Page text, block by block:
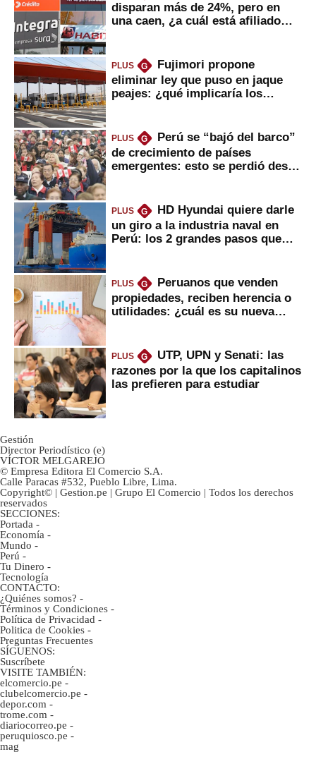
disparan más de 24%, pero en
una caen, ¿a cuál está afiliado
PLUS G
Fujimori propone
eliminar ley que puso en jaque
peajes: ¿qué implicaría los
PLUS G
Perú se “bajó del barco”
de crecimiento de países
emergentes: esto se perdió desde
PLUS G
HD Hyundai quiere darle
un giro a la industria naval en
Perú: los 2 grandes pasos que
PLUS G
Peruanos que venden
propiedades, reciben herencia o
utilidades: ¿cuál es su nueva
PLUS G
UTP, UPN y Senati: las
razones por la que los capitalinos
las prefieren para estudiar
Gestión
Director Periodístico (e)
VÍCTOR MELGAREJO
© Empresa Editora El Comercio S.A.
Calle Paracas #532, Pueblo Libre, Lima.
Copyright© | Gestion.pe | Grupo El Comercio | Todos los derechos
reservados
SECCIONES:
Portada -
Economía -
Mundo -
Perú -
Tu Dinero -
Tecnología
CONTACTO:
¿Quiénes somos? -
Términos y Condiciones -
Política de Privacidad -
Politica de Cookies -
Preguntas Frecuentes
SÍGUENOS:
Suscríbete
VISITE TAMBIÉN:
elcomercio.pe -
clubelcomercio.pe -
depor.com -
trome.com -
diariocorreo.pe -
peruquiosco.pe -
mag